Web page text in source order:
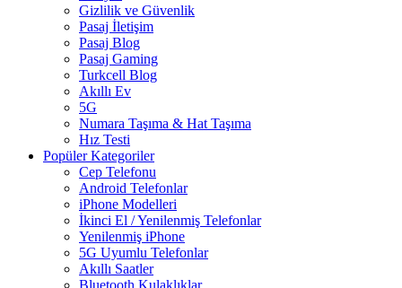
Gizlilik ve Güvenlik
Pasaj İletişim
Pasaj Blog
Pasaj Gaming
Turkcell Blog
Akıllı Ev
5G
Numara Taşıma & Hat Taşıma
Hız Testi
Popüler Kategoriler
Cep Telefonu
Android Telefonlar
iPhone Modelleri
İkinci El / Yenilenmiş Telefonlar
Yenilenmiş iPhone
5G Uyumlu Telefonlar
Akıllı Saatler
Bluetooth Kulaklıklar